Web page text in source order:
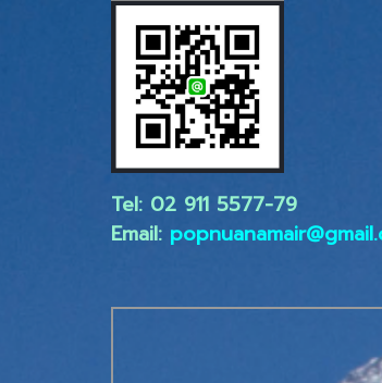
Tel: 02 ​911 5577-79
Email: